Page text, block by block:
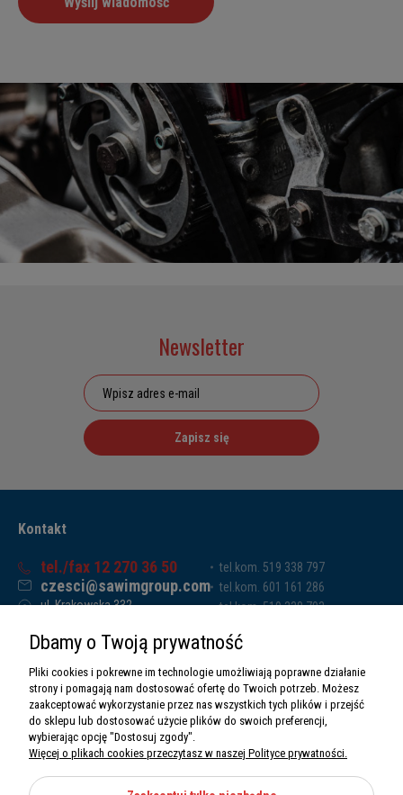
Newsletter
Zapisz się
Kontakt
tel./fax 12 270 36 50
czesci@sawimgroup.com
ul. Krakowska 332,
Sawim Group Mariusz Zdyb sp. k.
NIP: 5130284470
REGON: 5246591010
tel.kom. 519 338 797
tel.kom. 601 161 286
tel.kom. 519 338 793
O nas
Dbamy o Twoją prywatność
Pliki cookies i pokrewne im technologie umożliwiają poprawne działanie
strony i pomagają nam dostosować ofertę do Twoich potrzeb. Możesz
zaakceptować wykorzystanie przez nas wszystkich tych plików i przejść
do sklepu lub dostosować użycie plików do swoich preferencji,
wybierając opcję "Dostosuj zgody".
Więcej o plikach cookies przeczytasz w naszej Polityce prywatności.